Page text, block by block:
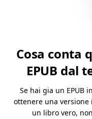
Cosa conta
EPUB dal
Se hai gia un EPUB
ottenere una
un libro vero,